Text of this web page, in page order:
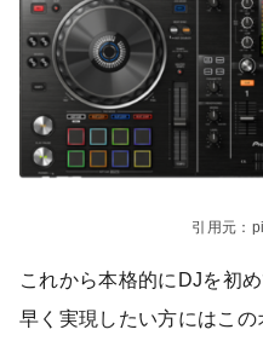
引用元：
これから本格的にDJを初
早く実現したい方にはこ